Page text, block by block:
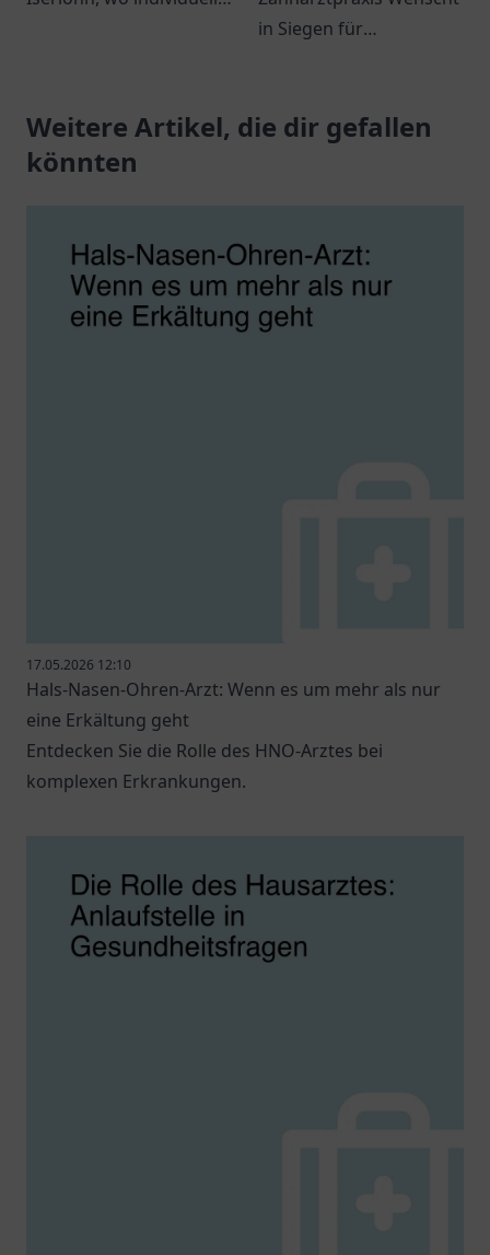
in Siegen für
individuelle Betreuung –
Ihr Lächeln ist uns
Weitere Artikel, die dir gefallen
könnten
17.05.2026 12:10
Hals-Nasen-Ohren-Arzt: Wenn es um mehr als nur
eine Erkältung geht
Entdecken Sie die Rolle des HNO-Arztes bei
komplexen Erkrankungen.